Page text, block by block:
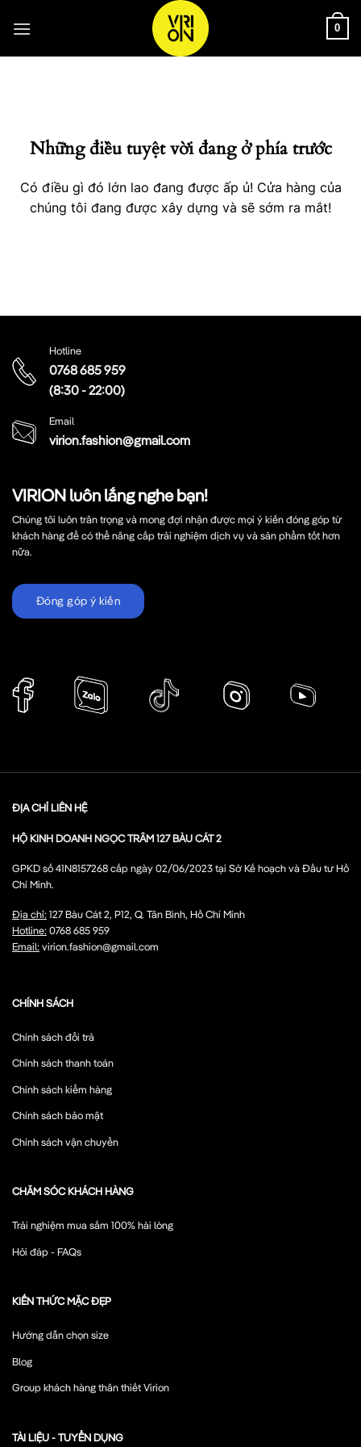
qua
0
Những điều tuyệt vời đang ở phía trước
Có điều gì đó lớn lao đang được ấp ủ! Cửa hàng của
chúng tôi đang được xây dựng và sẽ sớm ra mắt!
VIRION luôn lắng nghe bạn!
Chúng tôi luôn trân trọng và mong đợi nhận được mọi ý kiến đóng góp từ
khách hàng để có thể nâng cấp trải nghiệm dịch vụ và sản phẩm tốt hơn
nữa.
Đóng góp ý kiến
Hotline
0768 685 959
(8:30 - 22:00)
Email
virion.fashion@gmail.com
ĐỊA CHỈ LIÊN HỆ
HỘ KINH DOANH NGỌC TRÂM 127 BÀU CÁT 2
GPKD số 41N8157268 cấp ngày 02/06/2023 tại Sở Kế hoạch và Đầu tư Hồ
Chí Minh.
Địa chỉ:127 Bàu Cát 2, P12, Q. Tân Bình, Hồ Chí Minh
Hotline:0768 685 959
Email:virion.fashion@gmail.com
CHÍNH SÁCH
Chính sách đổi trả
Chính sách thanh toán
Chính sách kiểm hàng
Chính sách bảo mật
Chính sách vận chuyển
CHĂM SÓC KHÁCH HÀNG
Trải nghiệm mua sắm 100% hài lòng
Hỏi đáp - FAQs
KIẾN THỨC MẶC ĐẸP
Hướng dẫn chọn size
Blog
Group khách hàng thân thiết Virion
TÀI LIỆU - TUYỂN DỤNG